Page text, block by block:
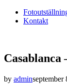
Kontakt
Casablanca
by adminseptember